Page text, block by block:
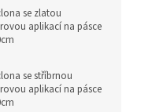
se zlatou
aplikací na pásce
se stříbrnou
aplikací na pásce